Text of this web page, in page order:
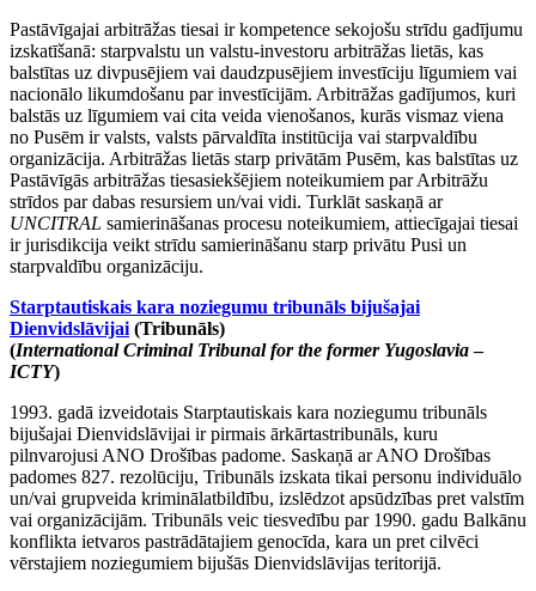
Pastāvīgajai arbitrāžas tiesai ir kompetence sekojošu strīdu gadījumu
izskatīšanā: starpvalstu un valstu-investoru arbitrāžas lietās, kas
balstītas uz divpusējiem vai daudzpusējiem investīciju līgumiem vai
nacionālo likumdošanu par investīcijām. Arbitrāžas gadījumos, kuri
balstās uz līgumiem vai cita veida vienošanos, kurās vismaz viena
no Pusēm ir valsts, valsts pārvaldīta institūcija vai starpvaldību
organizācija. Arbitrāžas lietās starp privātām Pusēm, kas balstītas uz
Pastāvīgās arbitrāžas tiesasiekšējiem noteikumiem par Arbitrāžu
strīdos par dabas resursiem un/vai vidi. Turklāt saskaņā ar
UNCITRAL samierināšanas procesu noteikumiem, attiecīgajai tiesai
ir jurisdikcija veikt strīdu samierināšanu starp privātu Pusi un
starpvaldību organizāciju.
Starptautiskais kara noziegumu tribunāls bijušajai
Dienvidslāvijai (Tribunāls)
(International Criminal Tribunal for the former Yugoslavia–
ICTY)
1993. gadā izveidotais Starptautiskais kara noziegumu tribunāls
bijušajai Dienvidslāvijai ir pirmais ārkārtastribunāls, kuru
pilnvarojusi ANO Drošības padome. Saskaņā ar ANO Drošības
padomes 827. rezolūciju, Tribunāls izskata tikai personu individuālo
un/vai grupveida kriminālatbildību, izslēdzot apsūdzības pret valstīm
vai organizācijām. Tribunāls veic tiesvedību par 1990. gadu Balkānu
konflikta ietvaros pastrādātajiem genocīda, kara un pret cilvēci
vērstajiem noziegumiem bijušās Dienvidslāvijas teritorijā.